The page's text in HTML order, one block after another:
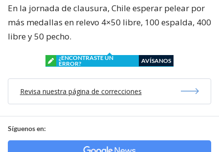
En la jornada de clausura, Chile esperar pelear por
más medallas en relevo 4×50 libre, 100 espalda, 400
libre y 50 pecho.
¿ENCONTRASTE UN
ERROR?
AVÍSANOS
Revisa nuestra página de correcciones
Síguenos en: